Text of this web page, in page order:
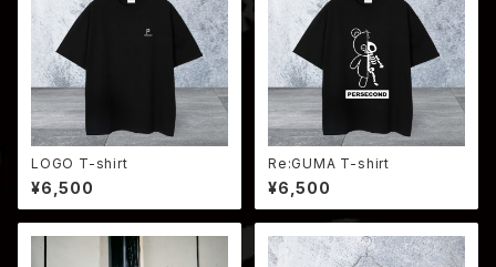
LOGO T-shirt
¥6,500
Re:GUMA T-shirt
¥6,500